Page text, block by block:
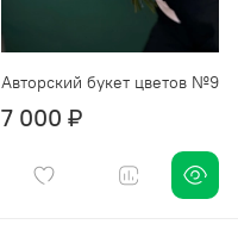
Авторский букет цветов №9
7 000 ₽